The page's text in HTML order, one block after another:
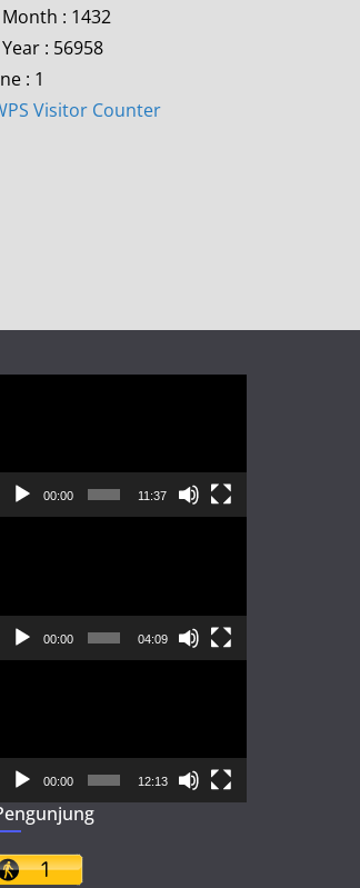
: 1432
: 56958
: 1
Visitor Counter
00:00 11:37
00:00 04:09
00:00 12:13